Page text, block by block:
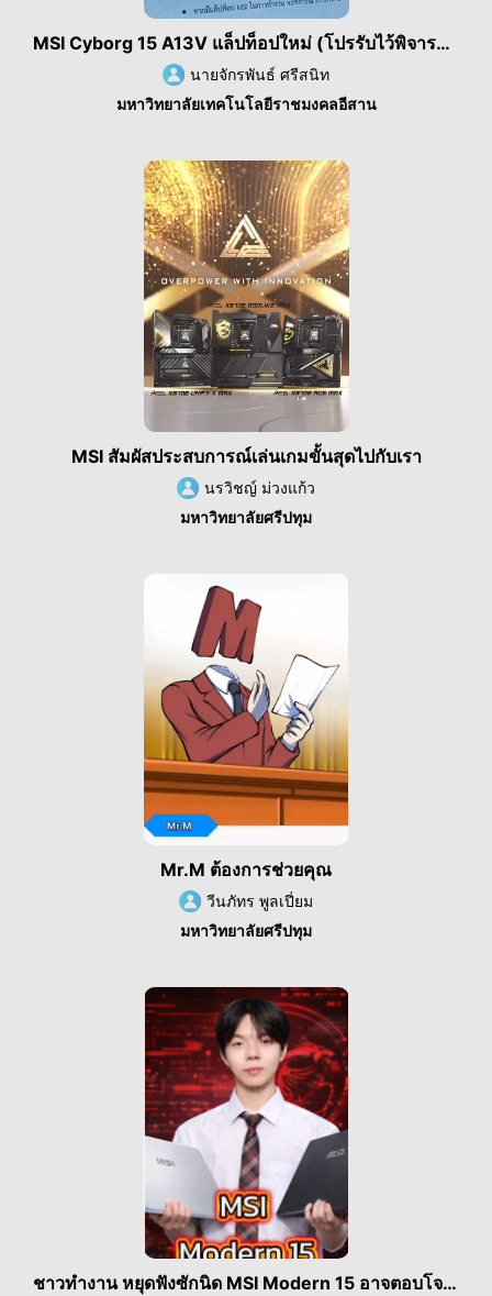
MSI Cyborg 15 A13V แล็ปท็อปใหม่ (โปรรับไว้พิจารณา)
นายจักรพันธ์ ศรีสนิท
มหาวิทยาลัยเทคโนโลยีราชมงคลอีสาน
MSI สัมผัสประสบการณ์เล่นเกมขั้นสุดไปกับเรา
นรวิชญ์ ม่วงแก้ว
มหาวิทยาลัยศรีปทุม
Mr.M ต้องการช่วยคุณ
วีนภัทร พูลเปี่ยม
มหาวิทยาลัยศรีปทุม
ชาวทำงาน หยุดฟังซักนิด MSI Modern 15 อาจตอบโจทย์